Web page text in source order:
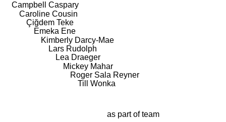
Campbell Caspary
Caroline Cousin
Çiğdem Teke
Emeka Ene
Kimberly Darcy-Mae
Lars Rudolph
Lea Draeger
Mickey Mahar
Roger Sala Reyner
Till Wonka
as part of team